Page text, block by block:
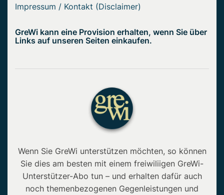
Impressum / Kontakt (Disclaimer)
GreWi kann eine Provision erhalten, wenn Sie über
Links auf unseren Seiten einkaufen.
Wenn Sie GreWi unterstützen möchten, so können
Sie dies am besten mit einem freiwiliigen GreWi-
Unterstützer-Abo tun – und erhalten dafür auch
noch themenbezogenen Gegenleistungen und